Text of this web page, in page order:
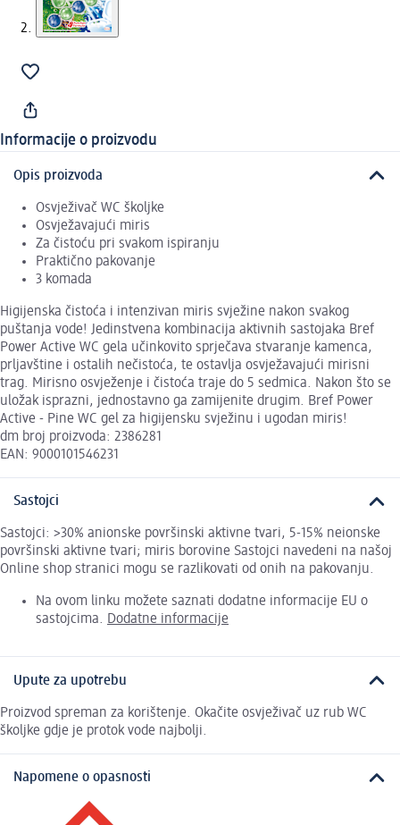
Informacije o proizvodu
Opis proizvoda
Osvježivač WC školjke
Osvježavajući miris
Za čistoću pri svakom ispiranju
Praktično pakovanje
3 komada
Higijenska čistoća i intenzivan miris svježine nakon svakog
puštanja vode! Jedinstvena kombinacija aktivnih sastojaka Bref
Power Active WC gela učinkovito sprječava stvaranje kamenca,
prljavštine i ostalih nečistoća, te ostavlja osvježavajući mirisni
trag. Mirisno osvježenje i čistoća traje do 5 sedmica. Nakon što se
uložak isprazni, jednostavno ga zamijenite drugim. Bref Power
Active - Pine WC gel za higijensku svježinu i ugodan miris!
dm broj proizvoda: 2386281
EAN: 9000101546231
Sastojci
Sastojci: >30% anionske površinski aktivne tvari, 5-15% neionske
površinski aktivne tvari; miris borovine Sastojci navedeni na našoj
Online shop stranici mogu se razlikovati od onih na pakovanju.
Na ovom linku možete saznati dodatne informacije EU o
sastojcima. Dodatne informacije
Upute za upotrebu
Proizvod spreman za korištenje. Okačite osvježivač uz rub WC
školjke gdje je protok vode najbolji.
Napomene o opasnosti